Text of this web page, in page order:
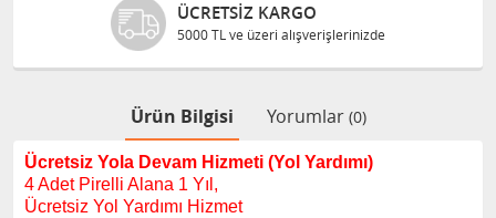
ÜCRETSIZ KARGO
5000 TL ve üzeri alışverişlerinizde
Ürün Bilgisi Yorumlar (0)
Ücretsiz Yola Devam Hizmeti (Yol Yardımı)
4 Adet Pirelli Alana 1 Yıl,
Ücretsiz Yol Yardımı Hizmet